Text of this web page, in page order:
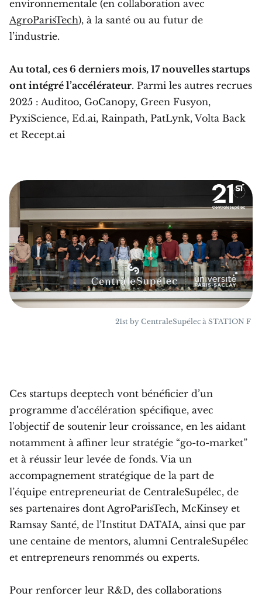
environnementale (en collaboration avec
AgroParisTech), à la santé ou au futur de
l’industrie.
Au total, ces 6 derniers mois, 17 nouvelles startups
ont intégré l’accélérateur. Parmi les autres recrues
2025 : Auditoo, GoCanopy, Green Fusyon,
PyxiScience, Ed.ai, Rainpath, PatLynk, Volta Back
et Recept.ai
21st by CentraleSupélec à STATION F
Ces startups deeptech vont bénéficier d’un
programme d'accélération spécifique, avec
l'objectif de soutenir leur croissance, en les aidant
notamment à affiner leur stratégie “go-to-market”
et à réussir leur levée de fonds. Via un
accompagnement stratégique de la part de
l’équipe entrepreneuriat de CentraleSupélec, de
ses partenaires dont AgroParisTech, McKinsey et
Ramsay Santé, de l’Institut DATAIA, ainsi que par
une centaine de mentors, alumni CentraleSupélec
et entrepreneurs renommés ou experts.
Pour renforcer leur R&D, des collaborations